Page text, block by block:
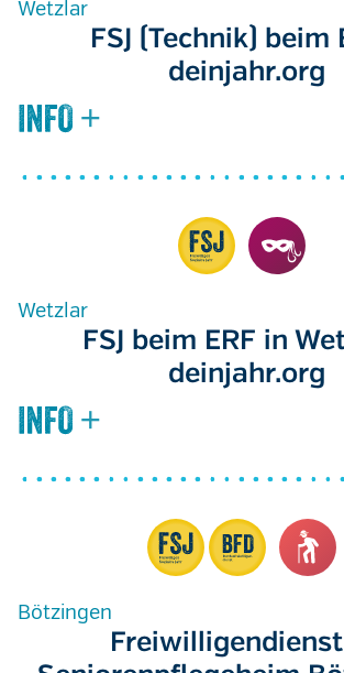
Wetzlar
FSJ (Technik) beim
deinjahr.org
Wetzlar
FSJ beim ERF in
deinjahr.org
Bötzingen